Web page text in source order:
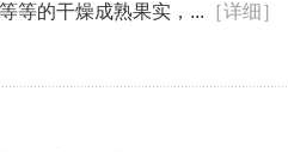
等的干燥成熟果实，... ［详细］